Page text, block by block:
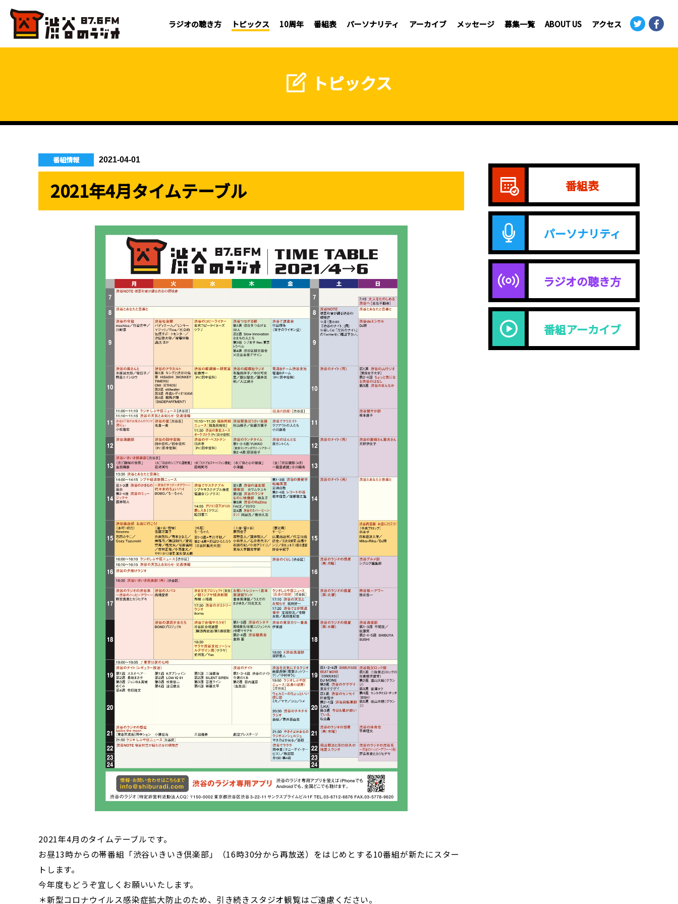
ラジオの聴き方 トピックス 10周年 番組表 パーソナリティ アーカイブ メッセージ 募集一覧 ABOUT US アクセス
トピックス
番組情報 2021-04-01
2021年4月タイムテーブル
2021年4月のタイムテーブルです。
お昼13時からの帯番組「渋谷いきいき倶楽部」（16時30分から再放送）をはじめとする10番組が新たにスター
トします。
今年度もどうぞ宜しくお願いいたします。
＊新型コロナウイルス感染症拡大防止のため、引き続きスタジオ観覧はご遠慮ください。
番組表
パーソナリティ
ラジオの聴き方
番組アーカイブ